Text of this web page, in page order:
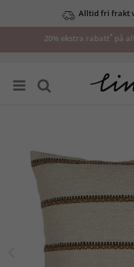
Alltid fri frakt
20% ekstra rabatt* på